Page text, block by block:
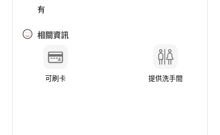
有
相關資訊
可刷卡 提供洗手間